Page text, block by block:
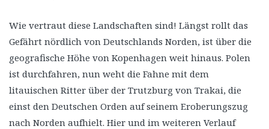
Wie vertraut diese Landschaften sind! Längst rollt das
Gefährt nördlich von Deutschlands Norden, ist über die
geografische Höhe von Kopenhagen weit hinaus. Polen
ist durchfahren, nun weht die Fahne mit dem
litauischen Ritter über der Trutzburg von Trakai, die
einst den Deutschen Orden auf seinem Eroberungszug
nach Norden aufhielt. Hier und im weiteren Verlauf